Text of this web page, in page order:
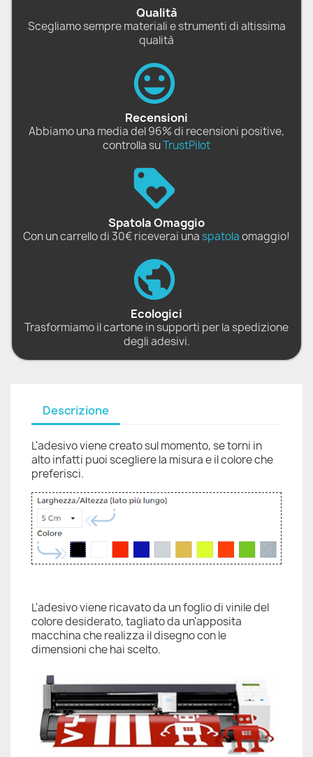
Qualità
Scegliamo sempre materiali e strumenti di altissima
qualità
Recensioni
Abbiamo una media del 96% di recensioni positive,
controlla suTrustPilot
Spatola Omaggio
Con un carrello di 30€ riceverai una spatolaomaggio!
Ecologici
Trasformiamo il cartone in supporti per la spedizione
degli adesivi.
Descrizione
L'adesivo viene creato sul momento, se torni in
alto infatti puoi scegliere la misura e il colore che
preferisci.
L'adesivo viene ricavato da un foglio di vinile del
colore desiderato, tagliato da un'apposita
macchina che realizza il disegno con le
dimensioni che hai scelto.